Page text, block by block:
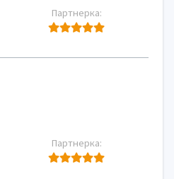
Партнерка:
Партнерка: